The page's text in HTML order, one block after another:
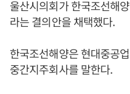
울산시의회가 한국조선해
라는 결의안을 채택했다.
한국조선해양은 현대중공
중간지주회사를 말한다.